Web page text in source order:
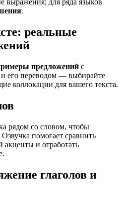
выражения; для ряда языков
.
реальные
предложений с
и его переводом — выбирайте
коллокации для вашего текста.
рядом со словом, чтобы
помогает сравнить
акценты и отработать
глаголов и